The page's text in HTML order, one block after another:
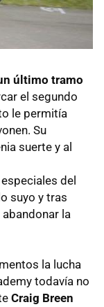
último tramo
el segundo
le permitía
Su
suerte y al
del
suyo y tras
la
la lucha
todavía no
Craig Breen